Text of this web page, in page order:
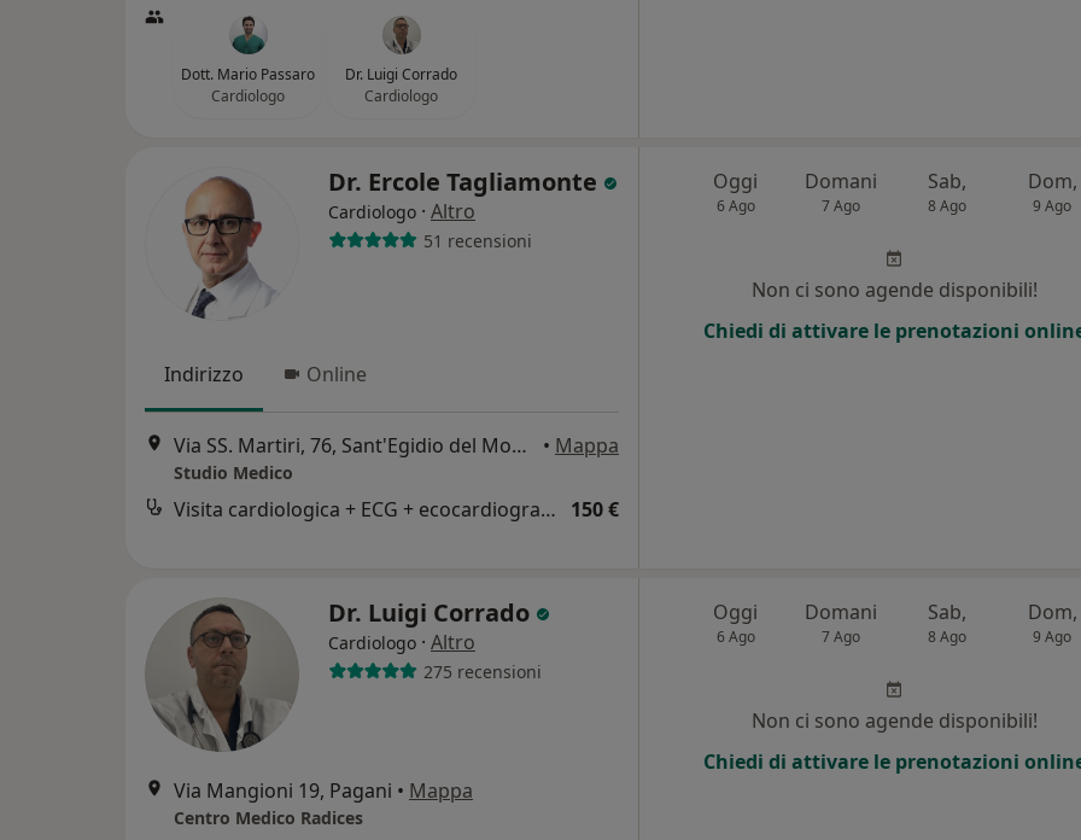
Dott. Mario Passaro
Cardiologo
Dr. Luigi Corrado
Cardiologo
Dr. Ercole Tagliamonte
Cardiologo · Altro
51 recensioni
Indirizzo Online
Via SS. Martiri, 76, Sant'Egidio del Monte Albino • Mappa
Studio Medico
Visita cardiologica + ECG + ecocardiogramma 150 €
Oggi
6 Ago
Domani
7 Ago
Sab,
8 Ago
Dom,
9 Ago
Non ci sono agende disponibili!
Chiedi di attivare le prenotazioni
Dr. Luigi Corrado
Cardiologo · Altro
275 recensioni
Via Mangioni 19, Pagani • Mappa
Centro Medico Radices
Oggi
6 Ago
Domani
7 Ago
Sab,
8 Ago
Dom,
9 Ago
Non ci sono agende disponibili!
Chiedi di attivare le prenotazioni